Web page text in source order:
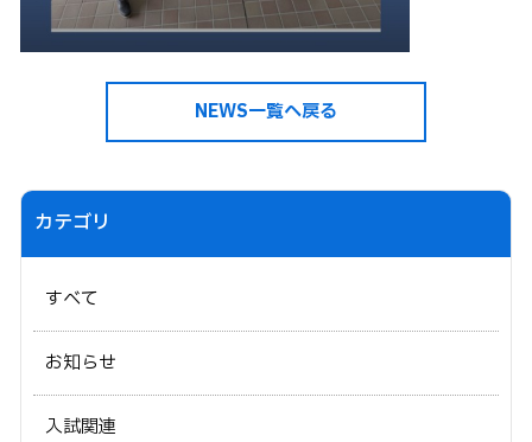
NEWS一覧へ戻る
カテゴリ
すべて
お知らせ
入試関連